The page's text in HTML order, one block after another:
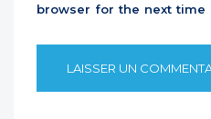
browser for the next time